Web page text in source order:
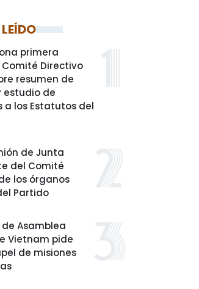
primera
Directivo
resumen de
estudio de
a los Estatutos del
de Junta
del Comité
los órganos
Partido
Asamblea
Vietnam pide
de misiones